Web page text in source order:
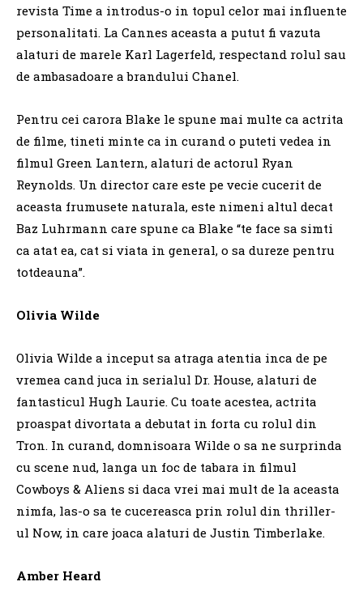
revista Time a introdus-o in topul celor mai influente
personalitati. La Cannes aceasta a putut fi vazuta
alaturi de marele Karl Lagerfeld, respectand rolul sau
de ambasadoare a brandului Chanel.
Pentru cei carora Blake le spune mai multe ca actrita
de filme, tineti minte ca in curand o puteti vedea in
filmul Green Lantern, alaturi de actorul Ryan
Reynolds. Un director care este pe vecie cucerit de
aceasta frumusete naturala, este nimeni altul decat
Baz Luhrmann care spune ca Blake “te face sa simti
ca atat ea, cat si viata in general, o sa dureze pentru
totdeauna”.
Olivia Wilde
Olivia Wilde a inceput sa atraga atentia inca de pe
vremea cand juca in serialul Dr. House, alaturi de
fantasticul Hugh Laurie. Cu toate acestea, actrita
proaspat divortata a debutat in forta cu rolul din
Tron. In curand, domnisoara Wilde o sa ne surprinda
cu scene nud, langa un foc de tabara in filmul
Cowboys & Aliens si daca vrei mai mult de la aceasta
nimfa, las-o sa te cucereasca prin rolul din thriller-
ul Now, in care joaca alaturi de Justin Timberlake.
Amber Heard